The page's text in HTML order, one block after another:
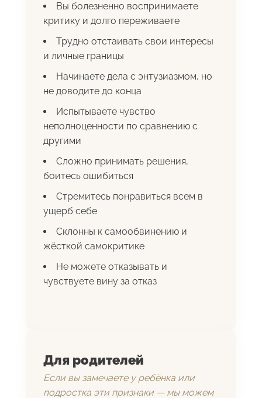
Вы болезненно воспринимаете
критику и долго переживаете
Трудно отстаивать свои интересы
и личные границы
Начинаете дела с энтузиазмом, но
не доводите до конца
Испытываете чувство
неполноценности по сравнению с
другими
Сложно принимать решения,
боитесь ошибиться
Стремитесь понравиться всем в
ущерб себе
Склонны к самообвинению и
жёсткой самокритике
Не можете отказывать и
чувствуете вину за отказ
Для родителей
Если вы замечаете у ребёнка или
подростка эти признаки — мы можем